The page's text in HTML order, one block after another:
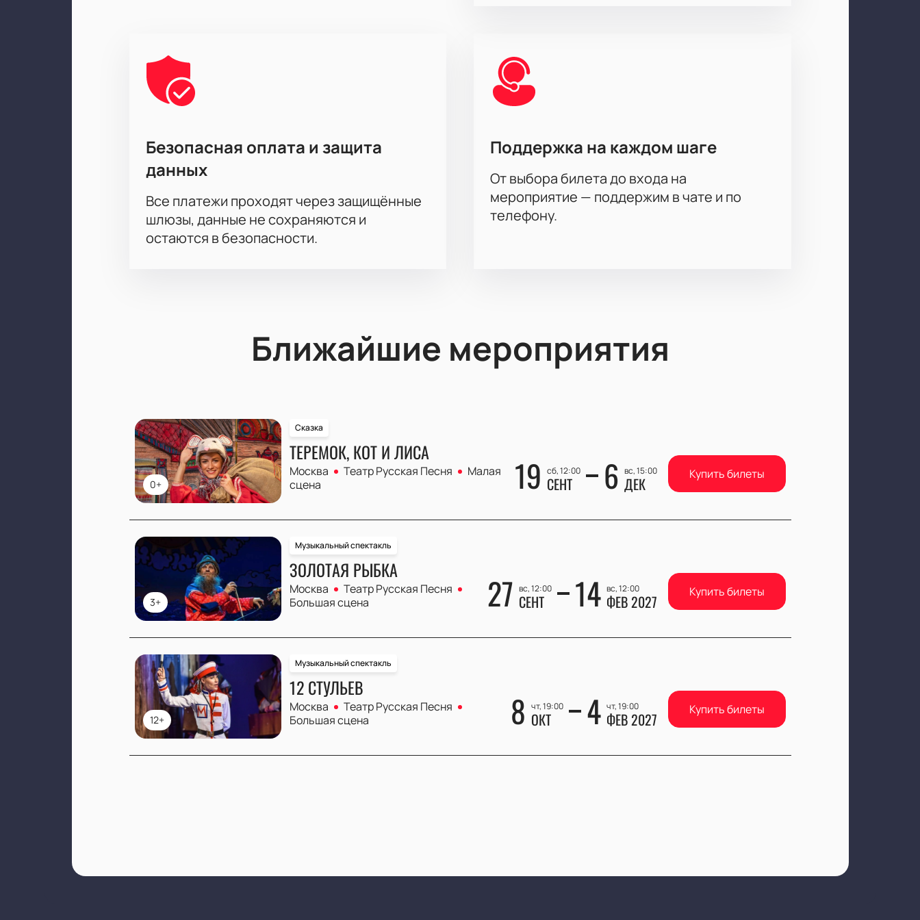
Безопасная оплата и защита
данных
Все платежи проходят через защищённые
шлюзы, данные не сохраняются и
остаются в безопасности.
Поддержка на каждом шаге
От выбора билета до входа на
мероприятие — поддержим в чате и по
телефону.
Ближайшие мероприятия
0+
Сказка
ТЕРЕМОК, КОТ И ЛИСА
Москва Театр Русская Песня
Малая
сцена
19 сб, 12:00
СЕНТ 6 вс, 15:00
ДЕК Купить билеты
3+
Музыкальный спектакль
ЗОЛОТАЯ РЫБКА
Москва
Театр Русская Песня
Большая сцена
27 вс, 12:00
СЕНТ 14 вс, 12:00
ФЕВ 2027 Купить билеты
12+
Музыкальный спектакль
12 СТУЛЬЕВ
Москва
Театр Русская Песня
Большая сцена
8 чт, 19:00
ОКТ 4 чт, 19:00
ФЕВ 2027 Купить билеты